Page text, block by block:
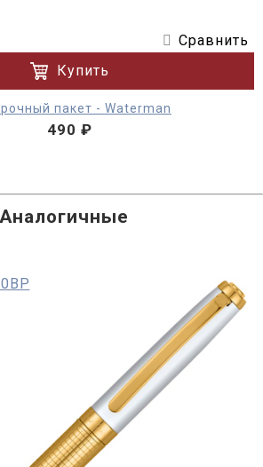
Сравнить
Купить
пакет - Waterman
490 ₽
Аналогичные